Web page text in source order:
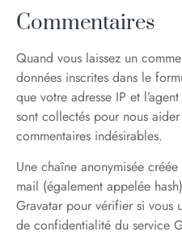
Commentaires
Quand vous laissez un
données inscrites dans le
que votre adresse IP et
sont collectés pour nous
commentaires indésirables.
Une chaîne anonymisée
mail (également appelée
Gravatar pour vérifier si vous
de confidentialité du service